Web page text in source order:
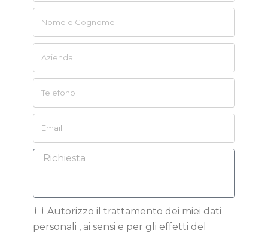
Autorizzo il trattamento dei miei dati
personali , ai sensi e per gli effetti del